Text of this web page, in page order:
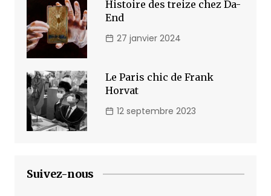
Histoire des treize chez Da-
End
27 janvier 2024
Le Paris chic de Frank
Horvat
12 septembre 2023
Suivez-nous